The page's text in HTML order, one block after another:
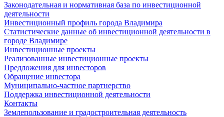
Законодательная и нормативная база по инвестиционной
деятельности
Инвестиционный профиль города Владимира
Статистические данные об инвестиционной деятельности в
городе Владимире
Инвестиционные проекты
Реализованные инвестиционные проекты
Предложения для инвесторов
Обращение инвестора
Муниципально-частное партнерство
Поддержка инвестиционной деятельности
Контакты
Землепользование и градостроительная деятельность